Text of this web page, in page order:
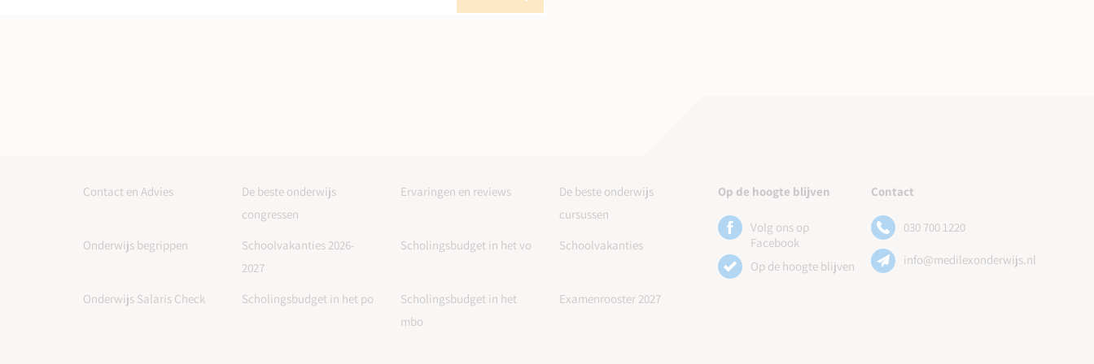
Contact en Advies
De beste onderwijs
congressen
Ervaringen en reviews
De beste onderwijs
cursussen
Onderwijs begrippen
Schoolvakanties 2026-
2027
Scholingsbudget in het vo Schoolvakanties
Onderwijs Salaris Check Scholingsbudget in het po
Scholingsbudget in het
mbo
Examenrooster 2027
Op de hoogte blijven
Volg ons op
Facebook
Op de hoogte blijven
Contact
030 700 1220
info@medilexonderwijs.nl